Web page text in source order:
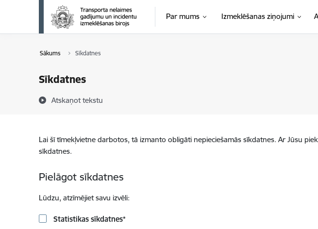
Pāriet uz lapas saturu
Par mums Izmeklēšanas ziņojumi
Sākums Sīkdatnes
Sīkdatnes
Atskaņot tekstu
Lai šī tīmekļvietne darbotos, tā izmanto obligāti nepieciešamās sīkdatnes. Ar Jūsu
sīkdatnes.
Pielāgot sīkdatnes
Lūdzu, atzīmējiet savu izvēli:
Statistikas sīkdatnes*